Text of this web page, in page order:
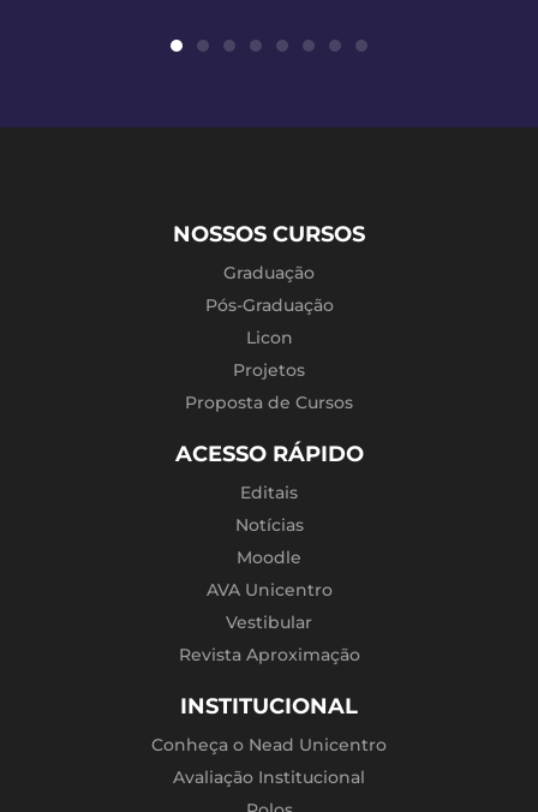
NOSSOS CURSOS
Graduação
Pós-Graduação
Licon
Projetos
Proposta de Cursos
ACESSO RÁPIDO
Editais
Notícias
Moodle
AVA Unicentro
Vestibular
Revista Aproximação
INSTITUCIONAL
Conheça o Nead Unicentro
Avaliação Institucional